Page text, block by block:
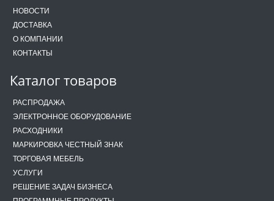
НОВОСТИ
ДОСТАВКА
О КОМПАНИИ
КОНТАКТЫ
Каталог товаров
РАСПРОДАЖА
ЭЛЕКТРОННОЕ ОБОРУДОВАНИЕ
РАСХОДНИКИ
МАРКИРОВКА ЧЕСТНЫЙ ЗНАК
ТОРГОВАЯ МЕБЕЛЬ
УСЛУГИ
РЕШЕНИЕ ЗАДАЧ БИЗНЕСА